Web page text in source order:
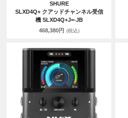
SHURE
SLXD4Q+ クアッドチャンネル受信
機 SLXD4Q+J=-JB
468,380円 (税込)